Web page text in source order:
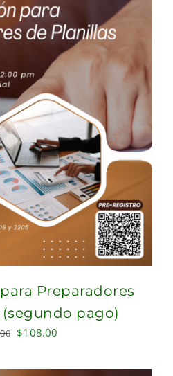
Preparadores
pago)
Original
was:
$108.00
is: